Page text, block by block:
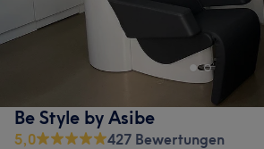
Be Style by Asibe
5,0
427 Bewertungen